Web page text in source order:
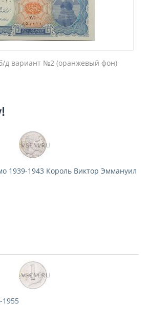
д вариант №2 (оранжевый фон)
1939-1943 Король Виктор Эммануил
1955